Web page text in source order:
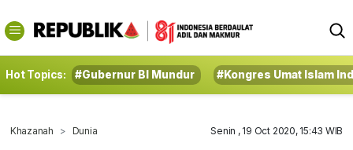
Hot Topics: #Gubernur BI Mundur #Kongres Umat Islam
Khazanah Dunia Senin , 19 Oct 2020, 15:43 WIB